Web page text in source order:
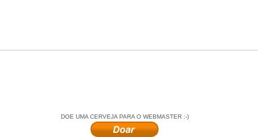
DOE UMA CERVEJA PARA O WEBMASTER :-)